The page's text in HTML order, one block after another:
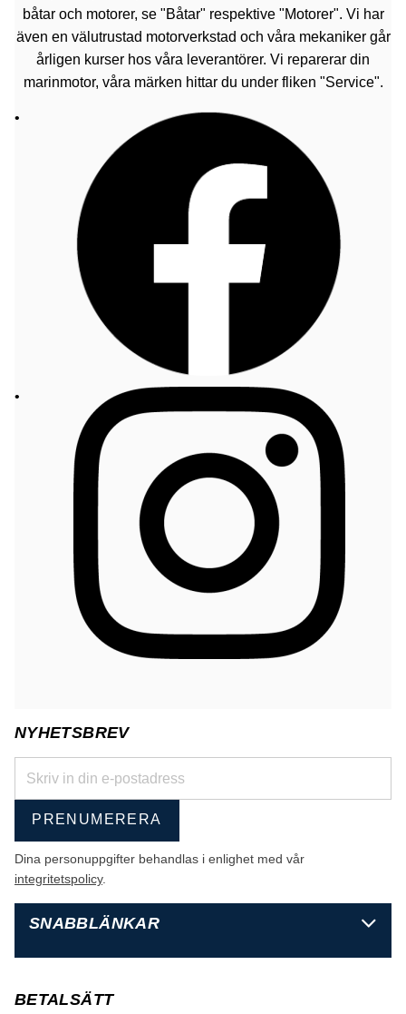
båtar och motorer, se "Båtar" respektive "Motorer". Vi har
även en välutrustad motorverkstad och våra mekaniker går
årligen kurser hos våra leverantörer. Vi reparerar din
marinmotor, våra märken hittar du under fliken "Service".
NYHETSBREV
PRENUMERERA
Dina personuppgifter behandlas i enlighet med vår
integritetspolicy.
SNABBLÄNKAR
BETALSÄTT